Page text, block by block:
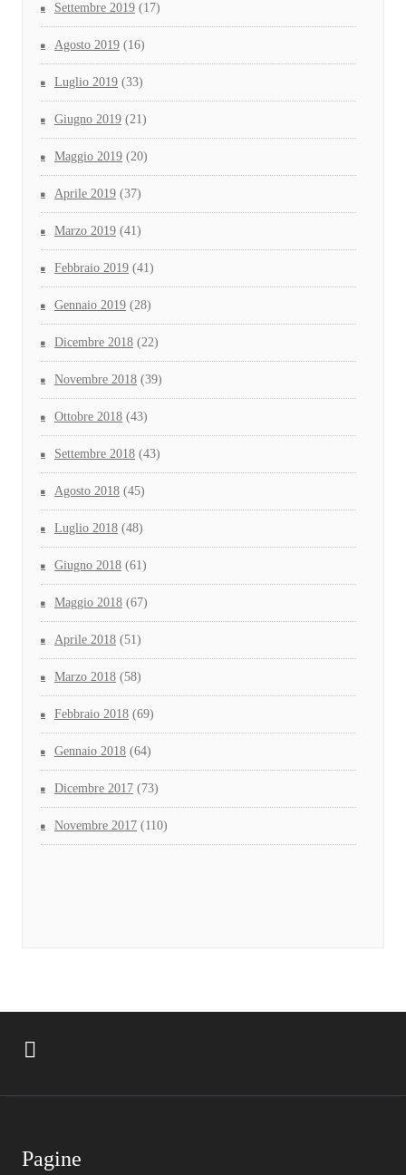
Settembre 2019 (17)
Agosto 2019 (16)
Luglio 2019 (33)
Giugno 2019 (21)
Maggio 2019 (20)
Aprile 2019 (37)
Marzo 2019 (41)
Febbraio 2019 (41)
Gennaio 2019 (28)
Dicembre 2018 (22)
Novembre 2018 (39)
Ottobre 2018 (43)
Settembre 2018 (43)
Agosto 2018 (45)
Luglio 2018 (48)
Giugno 2018 (61)
Maggio 2018 (67)
Aprile 2018 (51)
Marzo 2018 (58)
Febbraio 2018 (69)
Gennaio 2018 (64)
Dicembre 2017 (73)
Novembre 2017 (110)
Pagine